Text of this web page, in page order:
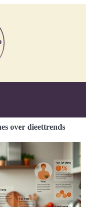
over dieettrends